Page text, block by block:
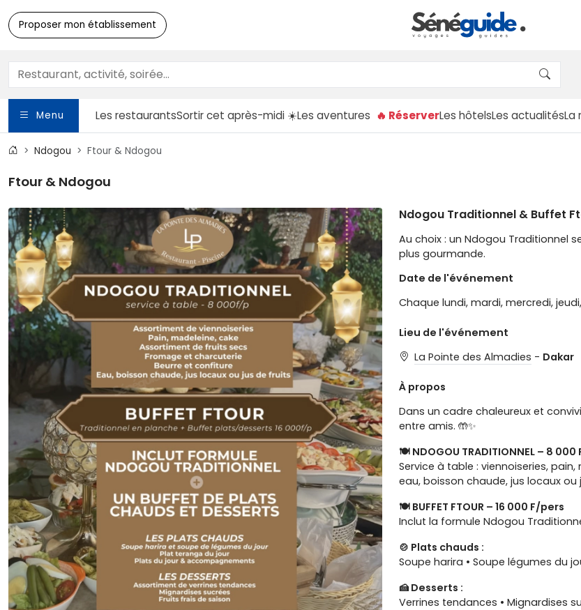
Proposer mon établissement
Menu Les restaurantsSortircet après-midi ☀️Les aventures 🔥 RéserverLes hôtelsLes actualitésLa
Ndogou Ftour & Ndogou
Ftour & Ndogou
Ndogou Traditionnel & Buffet
Au choix : un Ndogou Traditionnel
plus gourmande.
Date de l'événement
Chaque lundi, mardi, mercredi,
Lieu de l'événement
La Pointe des Almadies - Dakar
À propos
Dans un cadre chaleureux et
entre amis. 🤲✨
🍽️ NDOGOU TRADITIONNEL – 8
Service à table : viennoiseries,
eau, boisson chaude, jus locaux ou
🍽️ BUFFET FTOUR – 16 000 F/pers
Inclut la formule Ndogou
🍲 Plats chauds :
Soupe harira • Soupe légumes du
🍰 Desserts :
Verrines tendances • Mignardises